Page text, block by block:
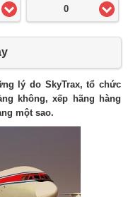
0
lý do SkyTrax, tổ chức
không, xếp hãng hàng
một sao.